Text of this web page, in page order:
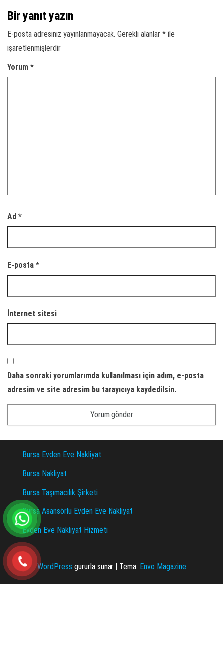
Bir yanıt yazın
E-posta adresiniz yayınlanmayacak. Gerekli alanlar * ile
işaretlenmişlerdir
Yorum *
Ad *
E-posta *
İnternet sitesi
Daha sonraki yorumlarımda kullanılması için adım, e-posta
adresim ve site adresim bu tarayıcıya kaydedilsin.
Bursa Evden Eve Nakliyat
Bursa Nakliyat
Bursa Taşımacılık Şirketi
Bursa Asansörlü Evden Eve Nakliyat
Evden Eve Nakliyat Hizmeti
WordPress gururla sunar | Tema: Envo Magazine